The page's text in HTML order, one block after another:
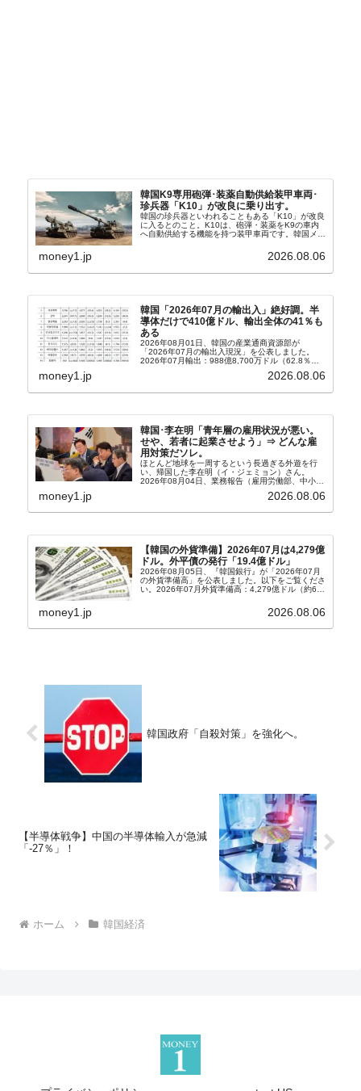
韓国K9専用砲弾･装薬自動供給装甲車両･
珍兵器「K10」が改良に乗り出す。
韓国の珍兵器といわれることもある「K10」が改良
に入るとのこと。K10は、砲弾・装薬をK9の車内
へ自動供給する機能を持つ装甲車両です。韓国メデ
から以下に一部を引きます。2005年に初めて...
money1.jp 2026.08.06
韓国「2026年07月の輸出入」絶好調。半
導体だけで410億ドル、輸出全体の41％も
ある
2026年08月01日、韓国の産業通商資源部が
「2026年07月の輸出入現況」を公表しました。
2026年07月輸出：988億8,700万ドル（62.8％）
輸入：685億6,300万ドル（26.5％）貿易収支：
money1.jp 2026.08.06
韓国･李在明「青年層の雇用状況が悪い。
せや、若者に起業させよう」⇒ どんな雇
用対策だソレ。
ほとんど地球を一周するという長過ぎる外遊を行
い、帰国した李在明（イ・ジェミョン）さん。
2026年08月04日、業務報告（雇用労働部、中小ベ
上、韓国大統領に成りおおせた李在明（イ・ジェミ
money1.jp 2026.08.06
【韓国の外貨準備】2026年07月は4,279億
ドル。外平債の発行「19.4億ドル」
2026年08月05日、『韓国銀行』が「2026年07月
の外貨準備高」を公表しました。以下をご覧くださ
い。2026年07月外貨準備高：4,279億ドル（約67
money1.jp 2026.08.06
韓国政府「自殺対策」を強化へ。
【半導体戦争】中国の半導体輸入が急減
「-27％」！
ホーム 韓国経済